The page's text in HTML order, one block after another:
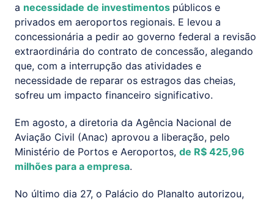
a necessidade de investimentos públicos e
privados em aeroportos regionais. E levou a
concessionária a pedir ao governo federal a revisão
extraordinária do contrato de concessão, alegando
que, com a interrupção das atividades e
necessidade de reparar os estragos das cheias,
sofreu um impacto financeiro significativo.
Em agosto, a diretoria da Agência Nacional de
Aviação Civil (Anac) aprovou a liberação, pelo
Ministério de Portos e Aeroportos, de R$ 425,96
milhões para a empresa.
No último dia 27, o Palácio do Planalto autorizou,